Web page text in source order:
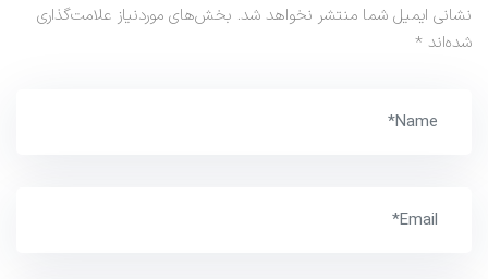
نشانی ایمیل شما منتشر نخواهد شد. بخش‌های موردنیاز علامت‌گذاری
شده‌اند *